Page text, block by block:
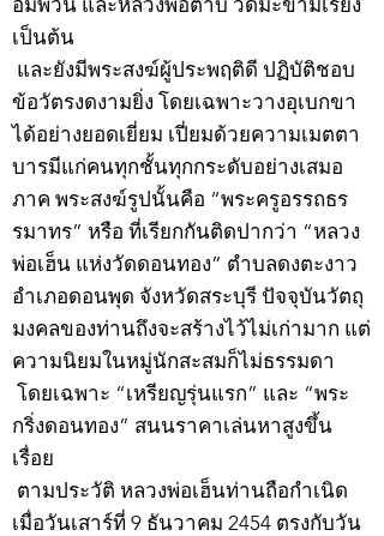
เป็นต้น
และยังมีพระสงฆ์ผู้ประพฤติดี ปฏิบัติชอบ
ข้อวัตรงดงามยิ่ง โดยเฉพาะวางอุเบกขา
ได้อย่างยอดเยี่ยม เปี่ยมด้วยความเมตตา
บารมีแก่คนทุกชั้นทุกกระดับอย่างเสมอ
ภาค พระสงฆ์รูปนั้นคือ “พระครูอรรถธร
รมาทร” หรือ ที่เรียกกันติดปากว่า “หลวง
พ่อเฮ็น แห่งวัดดอนทอง” ตำบลดงตะงาว
อำเภอดอนพุด จังหวัดสระบุรี ปัจจุบันวัตถุ
มงคลของท่านถึงจะสร้างไว้ไม่เก่ามาก แต่
ความนิยมในหมู่นักสะสมก็ไม่ธรรมดา
โดยเฉพาะ “เหรียญรุ่นแรก” และ “พระ
กริ่งดอนทอง” สนนราคาเล่นหาสูงขึ้น
เรื่อย
ตามประวัติ หลวงพ่อเฮ็นท่านถือกำเนิด
เมื่อวันเสาร์ที่ 9 ธันวาคม 2454 ตรงกับวัน